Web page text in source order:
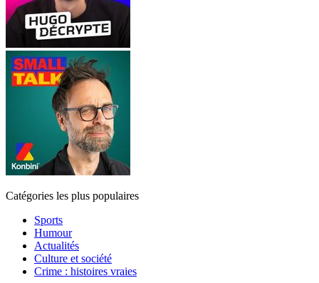
Catégories les plus populaires
Sports
Humour
Actualités
Culture et société
Crime : histoires vraies